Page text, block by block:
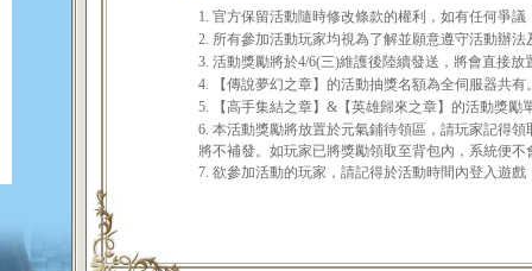
1. 官方保留活動隨時修改條款的權利，如有任何爭
2. 所有參加活動玩家均視為了解並願意遵守活動辦
3. 活動獎勵將於4/6(三)維護後陸續發送，將會直接
4. 【傳說夢幻之章】的活動抽獎名額為全伺服器共有
5. 【高手集結之章】&【英雄歸來之章】的活動獎勵
6. 本活動獎勵將放置於元氣鋪待領區，請玩家記得
將不補發。如玩家已將獎勵領取至背包內，系統便不
7. 欲參加活動的玩家，請記得於活動時間內登入遊